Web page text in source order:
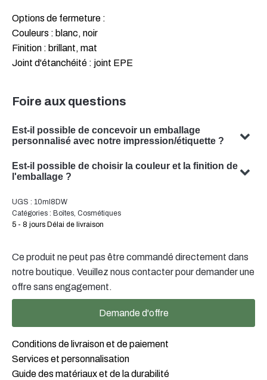
Options de fermeture :
Couleurs : blanc, noir
Finition : brillant, mat
Joint d'étanchéité : joint EPE
Foire aux questions
Est-il possible de concevoir un emballage
personnalisé avec notre impression/étiquette ?
avec votre sujet. Notre équipe est spécialisée dans la
répondent à vos besoins spécifiques.
Est-il possible de choisir la couleur et la finition de
l'emballage ?
finition de votre emballage. Notre équipe se fera un
plaisir de vous conseiller pour trouver la couleur et la
UGS : 10ml8DW
Catégories : Boîtes, Cosmétiques
5 - 8 jours Délai de livraison
Ce produit ne peut pas être commandé directement dans
notre boutique. Veuillez nous contacter pour demander une
offre sans engagement.
Demande d'offre
Conditions de livraison et de paiement
Services et personnalisation
Guide des matériaux et de la durabilité